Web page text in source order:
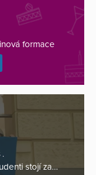
formace
.
stojí za…